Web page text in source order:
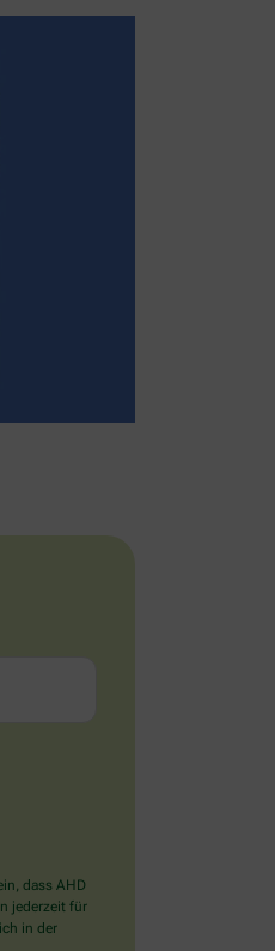
dass AHD
jederzeit für
in der